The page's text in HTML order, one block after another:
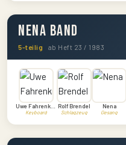
Nena Band
5-teilig ab Heft 23 / 1983
Keyboard
Rolf Brendel
Schlagzeug
Nena
Gesang